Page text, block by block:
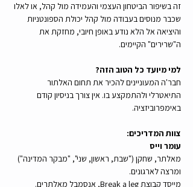
זה בשיפור הביטחון העצמי והעמידה מול קהל, או לאלו
שכבר מנוסים בעבודה מול קהל יכולת הספונטניות
והיציאה אל הלא נודע באופן חיובי, מחזקת את
ה"שרירים" הקיימים.
למי מיועד כל הטוב הזה?
חבר'ה המעוניינים להכיר את תחום האלתור
התיאטרלי ולהתמקצע בו. אין צורך בניסיון קודם
באימפרוביזציה.
צוות המדריכים:
עומר וייס
מאלתר, שחקן ("שבת, ראשון, שני", "מבקר המדינה")
ומרצה לארגונים.
מייסד קבוצת Break a leg, אנסמבל מאלתרים.